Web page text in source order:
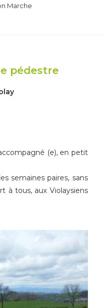
Marche
pédestre
(e), en petit
semaines paires, sans
à tous, aux Violaysiens